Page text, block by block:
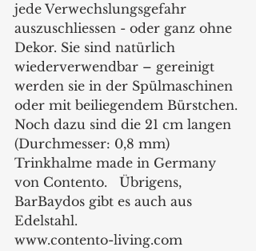
jede Verwechslungsgefahr
auszuschliessen - oder ganz ohne
Dekor. Sie sind natürlich
wiederverwendbar – gereinigt
werden sie in der Spülmaschinen
oder mit beiliegendem Bürstchen.
Noch dazu sind die 21 cm langen
(Durchmesser: 0,8 mm)
Trinkhalme made in Germany
von Contento.   Übrigens,
BarBaydos gibt es auch aus
Edelstahl.
www.contento-living.com